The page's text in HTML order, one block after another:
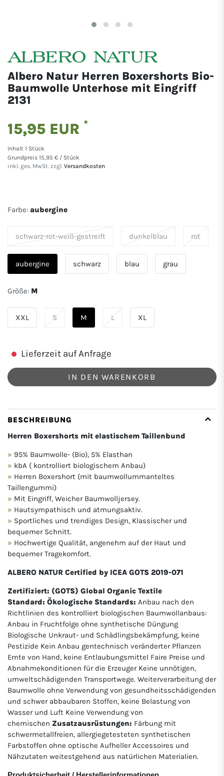
Albero Natur Herren Boxershorts Bio-
Baumwolle Unterhose mit Eingriff
2131
15,95 EUR *
Inhalt 1 Stück
Grundpreis 15,95 € / Stück
inkl. ges. MwSt. zzgl. Versandkosten
Farbe: aubergine
schwarz-rot-weiß-gestreift dunkelblau rot
aubergine schwarz blau grau
Größe: M
XXL S M L XL
Lieferzeit auf Anfrage
IN DEN WARENKORB
BESCHREIBUNG
Herren Boxershorts mit elastischem Taillenbund
95% Baumwolle- (Bio), 5% Elasthan
kbA ( kontrolliert biologischem Anbau)
Herren Boxershort (mit baumwollummanteltes
Taillengummi)
Mit Eingriff, Weicher Baumwolljersey.
Hautsympathisch und atmungsaktiv.
Sportliches und trendiges Design, Klassischer und
bequemer Schnitt.
Hochwertige Qualität, angenehm auf der Haut und
bequemer Tragekomfort.
ALBERO NATUR Certified by ICEA GOTS 2019-071
Zertifiziert: (GOTS) Global Organic Textile
Standard: Ökologische Standards: Anbau nach den
Richtlinien des kontrolliert biologischen Baumwollanbaus:
Anbau in Fruchtfolge ohne synthetische Düngung
Biologische Unkraut- und Schädlingsbekämpfung, keine
Pestizide Kein Anbau gentechnisch veränderter Pflanzen
Ernte von Hand, keine Entlaubungsmittel Faire Preise und
Abnahmekonditionen für die Erzeuger Keine unnötigen,
umweltschädigenden Transportwege. Weiterverarbeitung der
Baumwolle ohne Verwendung von gesundheitsschädigenden
und schwer abbaubaren Stoffen, keine Belastung von
Wasser und Luft Keine Verwendung von
chemischen Zusatzausrüstungen: Färbung mit
schwermetallfreien, allergiegetesteten synthetischen
Farbstoffen ohne optische Aufheller Accessoires und
Nähzutaten weitestgehend aus natürlichen Materialien.